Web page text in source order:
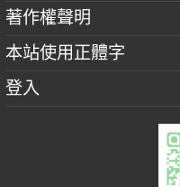
著作權聲明
本站使用正體字
登入